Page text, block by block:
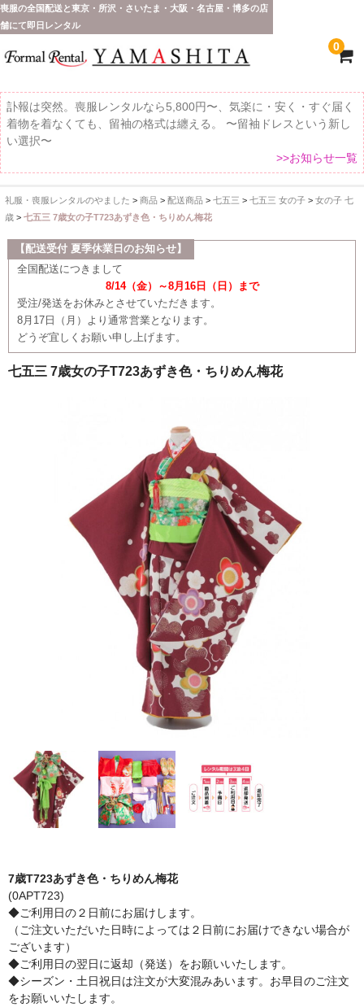
喪服の全国配送と東京・所沢・さいたま・大阪・名古屋・博多の店
舗にて即日レンタル
0
訃報は突然。喪服レンタルなら5,800円〜、気楽に・安く・すぐ届く
着物を着なくても、留袖の格式は纏える。 〜留袖ドレスという新し
い選択〜
>>お知らせ一覧
ホーム
全 国 配 送
受取り場所が選べます
東京即日バイク便
配送・お支払い方法
ご注文の流れ
礼服・喪服レンタルのやました > 商品> 配送商品> 七五三 > 七五三 女の子 > 女の子 七
歳> 七五三 7歳女の子T723あずき色・ちりめん梅花
【配送受付 夏季休業日のお知らせ】
全国配送につきまして
8/14（金）～8月16日（日）まで
受注/発送をお休みとさせていただきます。
8月17日（月）より通常営業となります。
どうぞ宜しくお願い申し上げます。
七五三 7歳女の子T723あずき色・ちりめん梅花
7歳T723あずき色・ちりめん梅花
(0APT723)
◆ご利用日の２日前にお届けします。
（ご注文いただいた日時によっては２日前にお届けできない場合が
ございます）
◆ご利用日の翌日に返却（発送）をお願いいたします。
◆シーズン・土日祝日は注文が大変混みあいます。お早目のご注文
をお願いいたします。